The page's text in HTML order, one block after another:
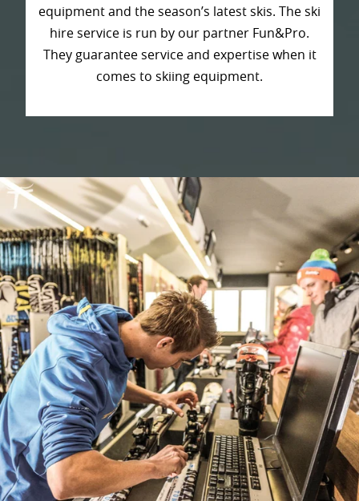
equipment and the season’s latest skis. The ski
hire service is run by our partner Fun&Pro.
They guarantee service and expertise when it
comes to skiing equipment.